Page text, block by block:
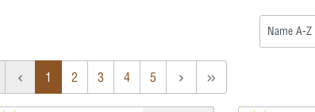
1 2 3 4 5